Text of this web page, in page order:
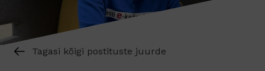
Tagasi kõigi postituste juurde